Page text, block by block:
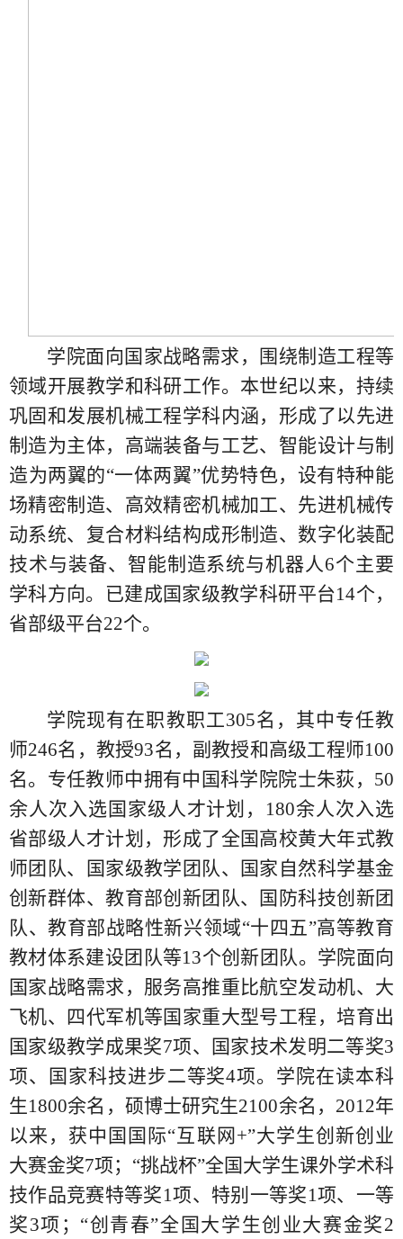
学院面向国家战略需求，围绕制造工程等
领域开展教学和科研工作。本世纪以来，持续
巩固和发展机械工程学科内涵，形成了以先进
制造为主体，高端装备与工艺、智能设计与制
造为两翼的“一体两翼”优势特色，设有特种能
场精密制造、高效精密机械加工、先进机械传
动系统、复合材料结构成形制造、数字化装配
技术与装备、智能制造系统与机器人6个主要
学科方向。已建成国家级教学科研平台14个，
省部级平台22个。
学院现有在职教职工305名，其中专任教
师246名，教授93名，副教授和高级工程师100
名。专任教师中拥有中国科学院院士朱荻，50
余人次入选国家级人才计划，180余人次入选
省部级人才计划，形成了全国高校黄大年式教
师团队、国家级教学团队、国家自然科学基金
创新群体、教育部创新团队、国防科技创新团
队、教育部战略性新兴领域“十四五”高等教育
教材体系建设团队等13个创新团队。学院面向
国家战略需求，服务高推重比航空发动机、大
飞机、四代军机等国家重大型号工程，培育出
国家级教学成果奖7项、国家技术发明二等奖3
项、国家科技进步二等奖4项。学院在读本科
生1800余名，硕博士研究生2100余名，2012年
以来，获中国国际“互联网+”大学生创新创业
大赛金奖7项；“挑战杯”全国大学生课外学术科
技作品竞赛特等奖1项、特别一等奖1项、一等
奖3项；“创青春”全国大学生创业大赛金奖2